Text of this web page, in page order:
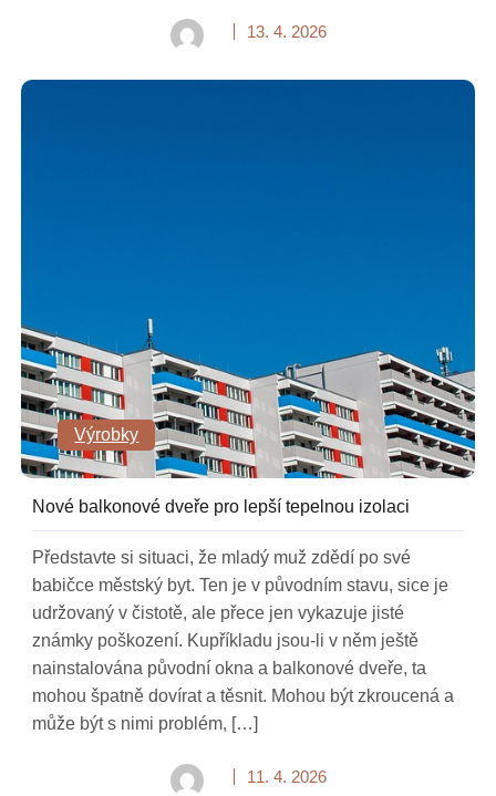
13. 4. 2026
Výrobky
Nové balkonové dveře pro lepší tepelnou izolaci
Představte si situaci, že mladý muž zdědí po své
babičce městský byt. Ten je v původním stavu, sice je
udržovaný v čistotě, ale přece jen vykazuje jisté
známky poškození. Kupříkladu jsou-li v něm ještě
nainstalována původní okna a balkonové dveře, ta
mohou špatně dovírat a těsnit. Mohou být zkroucená a
může být s nimi problém, […]
11. 4. 2026